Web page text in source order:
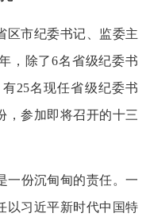
区市纪委书记、监委主
，除了6名省级纪委书
25名现任省级纪委书
，参加即将召开的十三
份沉甸甸的责任。一
以习近平新时代中国特